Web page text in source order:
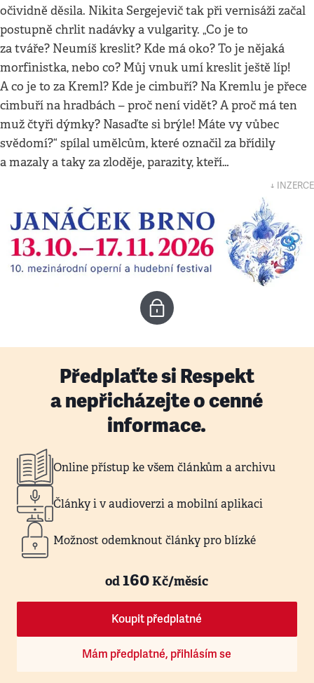
očividně děsila. Nikita Sergejevič tak při vernisáži začal
postupně chrlit nadávky a vulgarity. „Co je to
za tváře? Neumíš kreslit? Kde má oko? To je nějaká
morfinistka, nebo co? Můj vnuk umí kreslit ještě líp!
A co je to za Kreml? Kde je cimbuří? Na Kremlu je přece
cimbuří na hradbách – proč není vidět? A proč má ten
muž čtyři dýmky? Nasaďte si brýle! Máte vy vůbec
svědomí?“ spílal umělcům, které označil za břídily
a mazaly a taky za zloděje, parazity, kteří…
↓ INZERCE
Předplaťte si Respekt
a nepřicházejte o cenné
informace.
Online přístup ke všem článkům a archivu
Články i v audioverzi a mobilní aplikaci
Možnost odemknout články pro blízké
od160Kč/měsíc
Koupit předplatné
Mám předplatné, přihlásím se